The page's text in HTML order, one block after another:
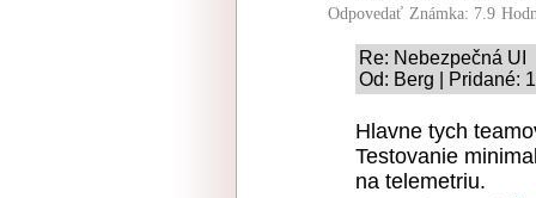
Odpovedať Známka: 7.9
Re: Nebezpečná UI
Od: Berg | Pridané:
Hlavne tych
Testovanie
na telemetriu.